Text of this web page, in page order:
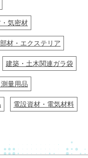
気密材
材・エクステリア
建築・土木関連ガラ袋
量用品
電設資材・電気材料